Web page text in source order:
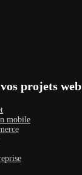
projets web
mobile